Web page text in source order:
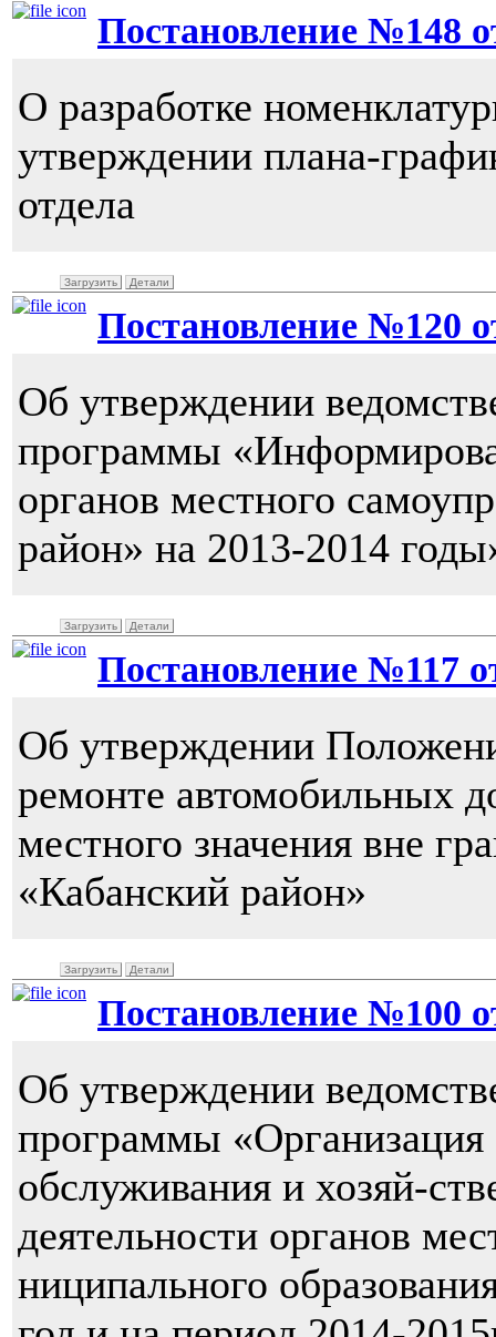
Постановление №148
О разработке
утверждении плана-
отдела
Загрузить Детали
Постановление №120
Об утверждении
программы
органов местного
район» на 2013-2014
Загрузить Детали
Постановление №117
Об утверждении
ремонте автомобильных
местного значения вне
«Кабанский район»
Загрузить Детали
Постановление №100
Об утверждении
программы «Организация
обслуживания и хозяй-
деятельности органов
ниципального